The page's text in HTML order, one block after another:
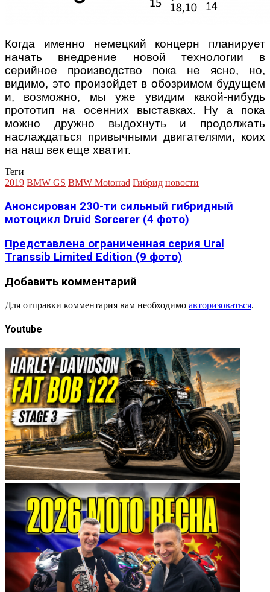
Когда именно немецкий концерн планирует
начать внедрение новой технологии в
серийное производство пока не ясно, но,
видимо, это произойдет в обозримом будущем
и, возможно, мы уже увидим какой-нибудь
прототип на осенних выставках. Ну а пока
можно дружно выдохнуть и продолжать
наслаждаться привычными двигателями, коих
на наш век еще хватит.
Теги
2019 BMW GS BMW Motorrad Гибрид новости
Анонсирован 230-ти сильный гибридный
мотоцикл Druid Sorcerer (4 фото)
Представлена ограниченная серия Ural
Transsib Limited Edition (9 фото)
Добавить комментарий
Для отправки комментария вам необходимо авторизоваться.
Youtube